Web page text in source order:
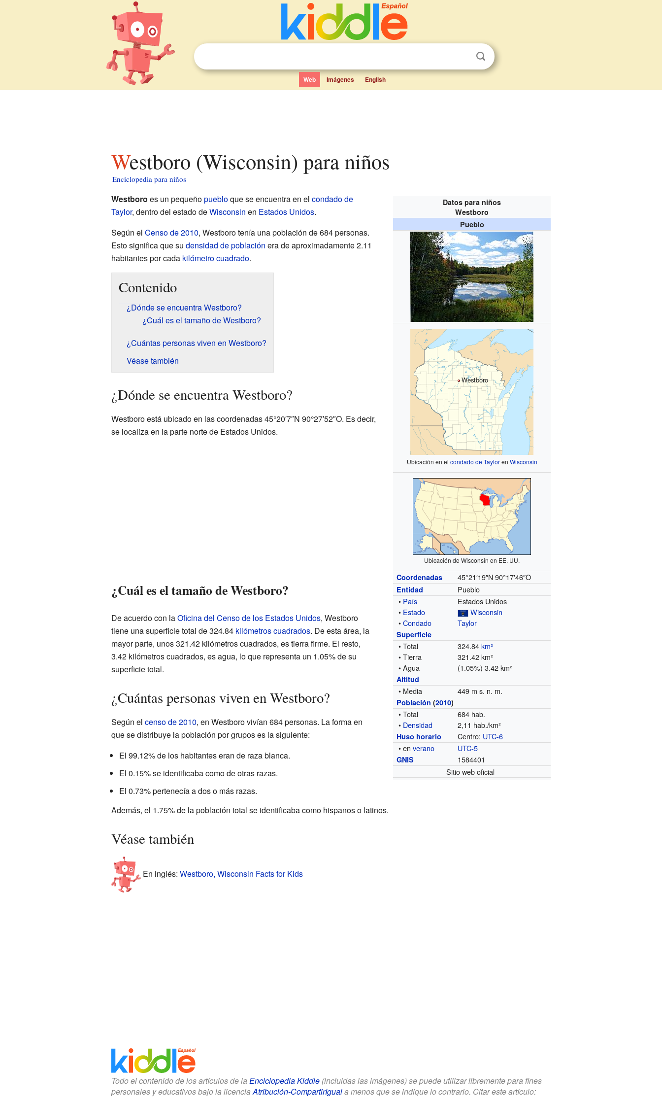
Web Imágenes English
Westboro (Wisconsin) para niños
Enciclopedia para niños
Datos para niños
Westboro
Pueblo
Westboro
Ubicación en el condado de Tayloren Wisconsin
Ubicación de Wisconsin en EE. UU.
Coordenadas 45°21′19″N 90°17′46″O
Entidad
Pueblo
• País
Estados Unidos
• Estado
Wisconsin
•Condado Taylor
Superficie
• Total 324.84km²
• Tierra
321.42 km²
• Agua
(1.05%) 3.42 km²
Altitud
• Media 449 m s. n. m.
Población (2010)
• Total
684 hab.
• Densidad 2,11 hab./km²
Huso horario Centro: UTC-6
• enverano UTC-5
GNIS
1584401
Sitio web oficial
Westboro es un pequeñopuebloque se encuentra en el condado de
Taylor, dentro del estado deWisconsin en Estados Unidos.
Según el Censo de 2010, Westboro tenía una población de 684 personas.
Esto significa que su densidad de población era de aproximadamente 2.11
habitantes por cada kilómetro cuadrado.
Contenido
¿Dónde se encuentra Westboro?
¿Cuál es el tamaño de Westboro?
¿Cuántas personas viven en Westboro?
Véase también
¿Dónde se encuentra Westboro?
Westboro está ubicado en las coordenadas 45°20′7″N 90°27′52″O. Es decir,
se localiza en la parte norte de Estados Unidos.
¿Cuál es el tamaño de Westboro?
De acuerdo con laOficina del Censo de los Estados Unidos, Westboro
tiene una superficie total de 324.84 kilómetros cuadrados. De esta área, la
mayor parte, unos 321.42 kilómetros cuadrados, es tierra firme. El resto,
3.42 kilómetros cuadrados, es agua, lo que representa un 1.05% de su
superficie total.
¿Cuántas personas viven en Westboro?
Según el censo de 2010, en Westboro vivían 684 personas. La forma en
que se distribuye la población por grupos es la siguiente:
El 99.12% de los habitantes eran de raza blanca.
El 0.15% se identificaba como de otras razas.
El 0.73% pertenecía a dos o más razas.
Además, el 1.75% de la población total se identificaba como hispanos o latinos.
Véase también
En inglés: Westboro, Wisconsin Facts for Kids
Todo el contenido de los artículos de la Enciclopedia Kiddle(incluidas las imágenes) se puede utilizar libremente para fines
personales y educativos bajo la licenciaAtribución-CompartirIguala menos que se indique lo contrario. Citar este artículo: